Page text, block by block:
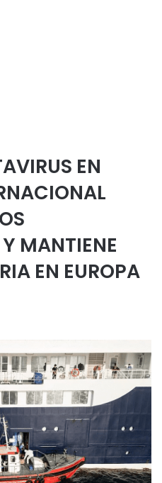
EN
MANTIENE
EN EUROPA